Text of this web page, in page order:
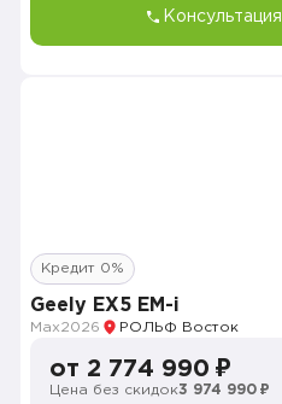
Консультация
Кредит 0%
Geely EX5 EM-i
Max2026 РОЛЬФ Восток
от 2 774 990 ₽
Цена без скидок3 974 990 ₽